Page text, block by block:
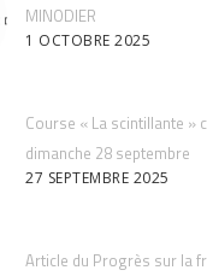
MINODIER
1 OCTOBRE 2025
Course « La scintillante »
dimanche 28 septembre
27 SEPTEMBRE 2025
Article du Progrès sur la